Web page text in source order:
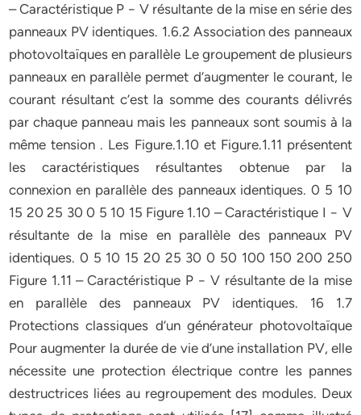
– Caractéristique P − V résultante de la mise en série des
panneaux PV identiques. 1.6.2 Association des panneaux
photovoltaïques en parallèle Le groupement de plusieurs
panneaux en parallèle permet d’augmenter le courant, le
courant résultant c’est la somme des courants délivrés
par chaque panneau mais les panneaux sont soumis à la
même tension . Les Figure.1.10 et Figure.1.11 présentent
les caractéristiques résultantes obtenue par la
connexion en parallèle des panneaux identiques. 0 5 10
15 20 25 30 0 5 10 15 Figure 1.10 – Caractéristique I − V
résultante de la mise en parallèle des panneaux PV
identiques. 0 5 10 15 20 25 30 0 50 100 150 200 250
Figure 1.11 – Caractéristique P − V résultante de la mise
en parallèle des panneaux PV identiques. 16 1.7
Protections classiques d’un générateur photovoltaïque
Pour augmenter la durée de vie d’une installation PV, elle
nécessite une protection électrique contre les pannes
destructrices liées au regroupement des modules. Deux